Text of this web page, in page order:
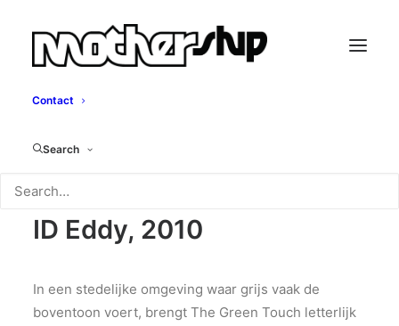
Contact
Search
The Green Touch
HUNK-design & Studio
ID Eddy, 2010
In een stedelijke omgeving waar grijs vaak de
boventoon voert, brengt The Green Touch letterlijk